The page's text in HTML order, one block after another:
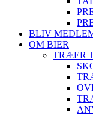
BLIV
OM BIER
TRÆER